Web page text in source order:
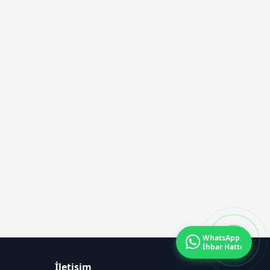
İletişim
WhatsApp
İhbar Hattı